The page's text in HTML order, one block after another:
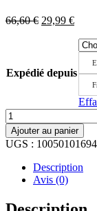
66,60€ Le
66,60 €.
29,99 €Le
Expédié depuis
quantité
de
Les
accessoires
poignée
bras
Ajouter au panier
UGS :
Description
Avis (0)